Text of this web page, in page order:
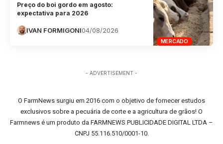
MERCADO
Preço do boi gordo em agosto:
expectativa para 2026
IVAN FORMIGONI04/08/2026
- ADVERTISEMENT -
O FarmNews surgiu em 2016 com o objetivo de fornecer estudos
exclusivos sobre a pecuária de corte e a agricultura de grãos! O
Farmnews é um produto da FARMNEWS PUBLICIDADE DIGITAL LTDA –
CNPJ 55.116.510/0001-10.